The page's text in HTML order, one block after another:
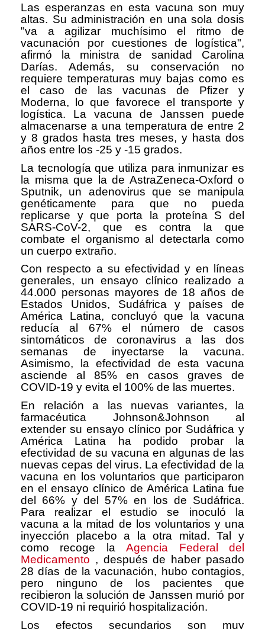
Las esperanzas en esta vacuna son muy
altas. Su administración en una sola dosis
"va a agilizar muchísimo el ritmo de
vacunación por cuestiones de logística",
afirmó la ministra de sanidad Carolina
Darías. Además, su conservación no
requiere temperaturas muy bajas como es
el caso de las vacunas de Pfizer y
Moderna, lo que favorece el transporte y
logística. La vacuna de Janssen puede
almacenarse a una temperatura de entre 2
y 8 grados hasta tres meses, y hasta dos
años entre los -25 y -15 grados.
La tecnología que utiliza para inmunizar es
la misma que la de AstraZeneca-Oxford o
Sputnik, un adenovirus que se manipula
genéticamente para que no pueda
replicarse y que porta la proteína S del
SARS-CoV-2, que es contra la que
combate el organismo al detectarla como
un cuerpo extraño.
Con respecto a su efectividad y en líneas
generales, un ensayo clínico realizado a
44.000 personas mayores de 18 años de
Estados Unidos, Sudáfrica y países de
América Latina, concluyó que la vacuna
reducía al 67% el número de casos
sintomáticos de coronavirus a las dos
semanas de inyectarse la vacuna.
Asimismo, la efectividad de esta vacuna
asciende al 85% en casos graves de
COVID-19 y evita el 100% de las muertes.
En relación a las nuevas variantes, la
farmacéutica Johnson&Johnson al
extender su ensayo clínico por Sudáfrica y
América Latina ha podido probar la
efectividad de su vacuna en algunas de las
nuevas cepas del virus. La efectividad de la
vacuna en los voluntarios que participaron
en el ensayo clínico de América Latina fue
del 66% y del 57% en los de Sudáfrica.
Para realizar el estudio se inoculó la
vacuna a la mitad de los voluntarios y una
inyección placebo a la otra mitad. Tal y
como recoge laAgencia Federal del
Medicamento , después de haber pasado
28 días de la vacunación, hubo contagios,
pero ninguno de los pacientes que
recibieron la solución de Janssen murió por
COVID-19 ni requirió hospitalización.
Los efectos secundarios son muy